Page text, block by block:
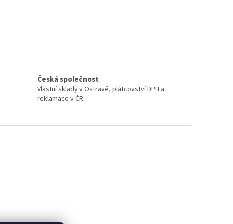
Česká společnost
Vlastní sklady v Ostravě, plátcovství DPH a
reklamace v ČR.